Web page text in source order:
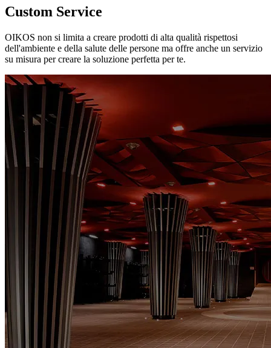
Custom Service
OIKOS non si limita a creare prodotti di alta qualità rispettosi
dell'ambiente e della salute delle persone ma offre anche un servizio
su misura per creare la soluzione perfetta per te.